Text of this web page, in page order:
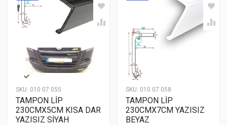
SKU: 010 07 055
TAMPON LİP
230CMX5CM KISA DAR
YAZISIZ SİYAH
SKU: 010 07 058
TAMPON LİP
230CMX7CM YAZISIZ
BEYAZ